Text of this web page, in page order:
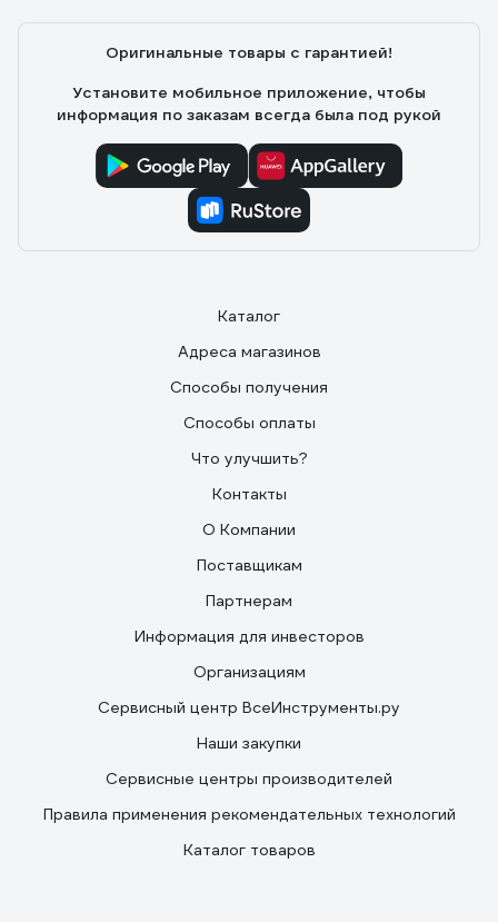
Оригинальные товары с гарантией!
Установите мобильное приложение, чтобы
информация по заказам всегда была под рукой
Каталог
Адреса магазинов
Способы получения
Способы оплаты
Что улучшить?
Контакты
О Компании
Поставщикам
Партнерам
Информация для инвесторов
Организациям
Сервисный центр ВсеИнструменты.ру
Наши закупки
Сервисные центры производителей
Правила применения рекомендательных технологий
Каталог товаров